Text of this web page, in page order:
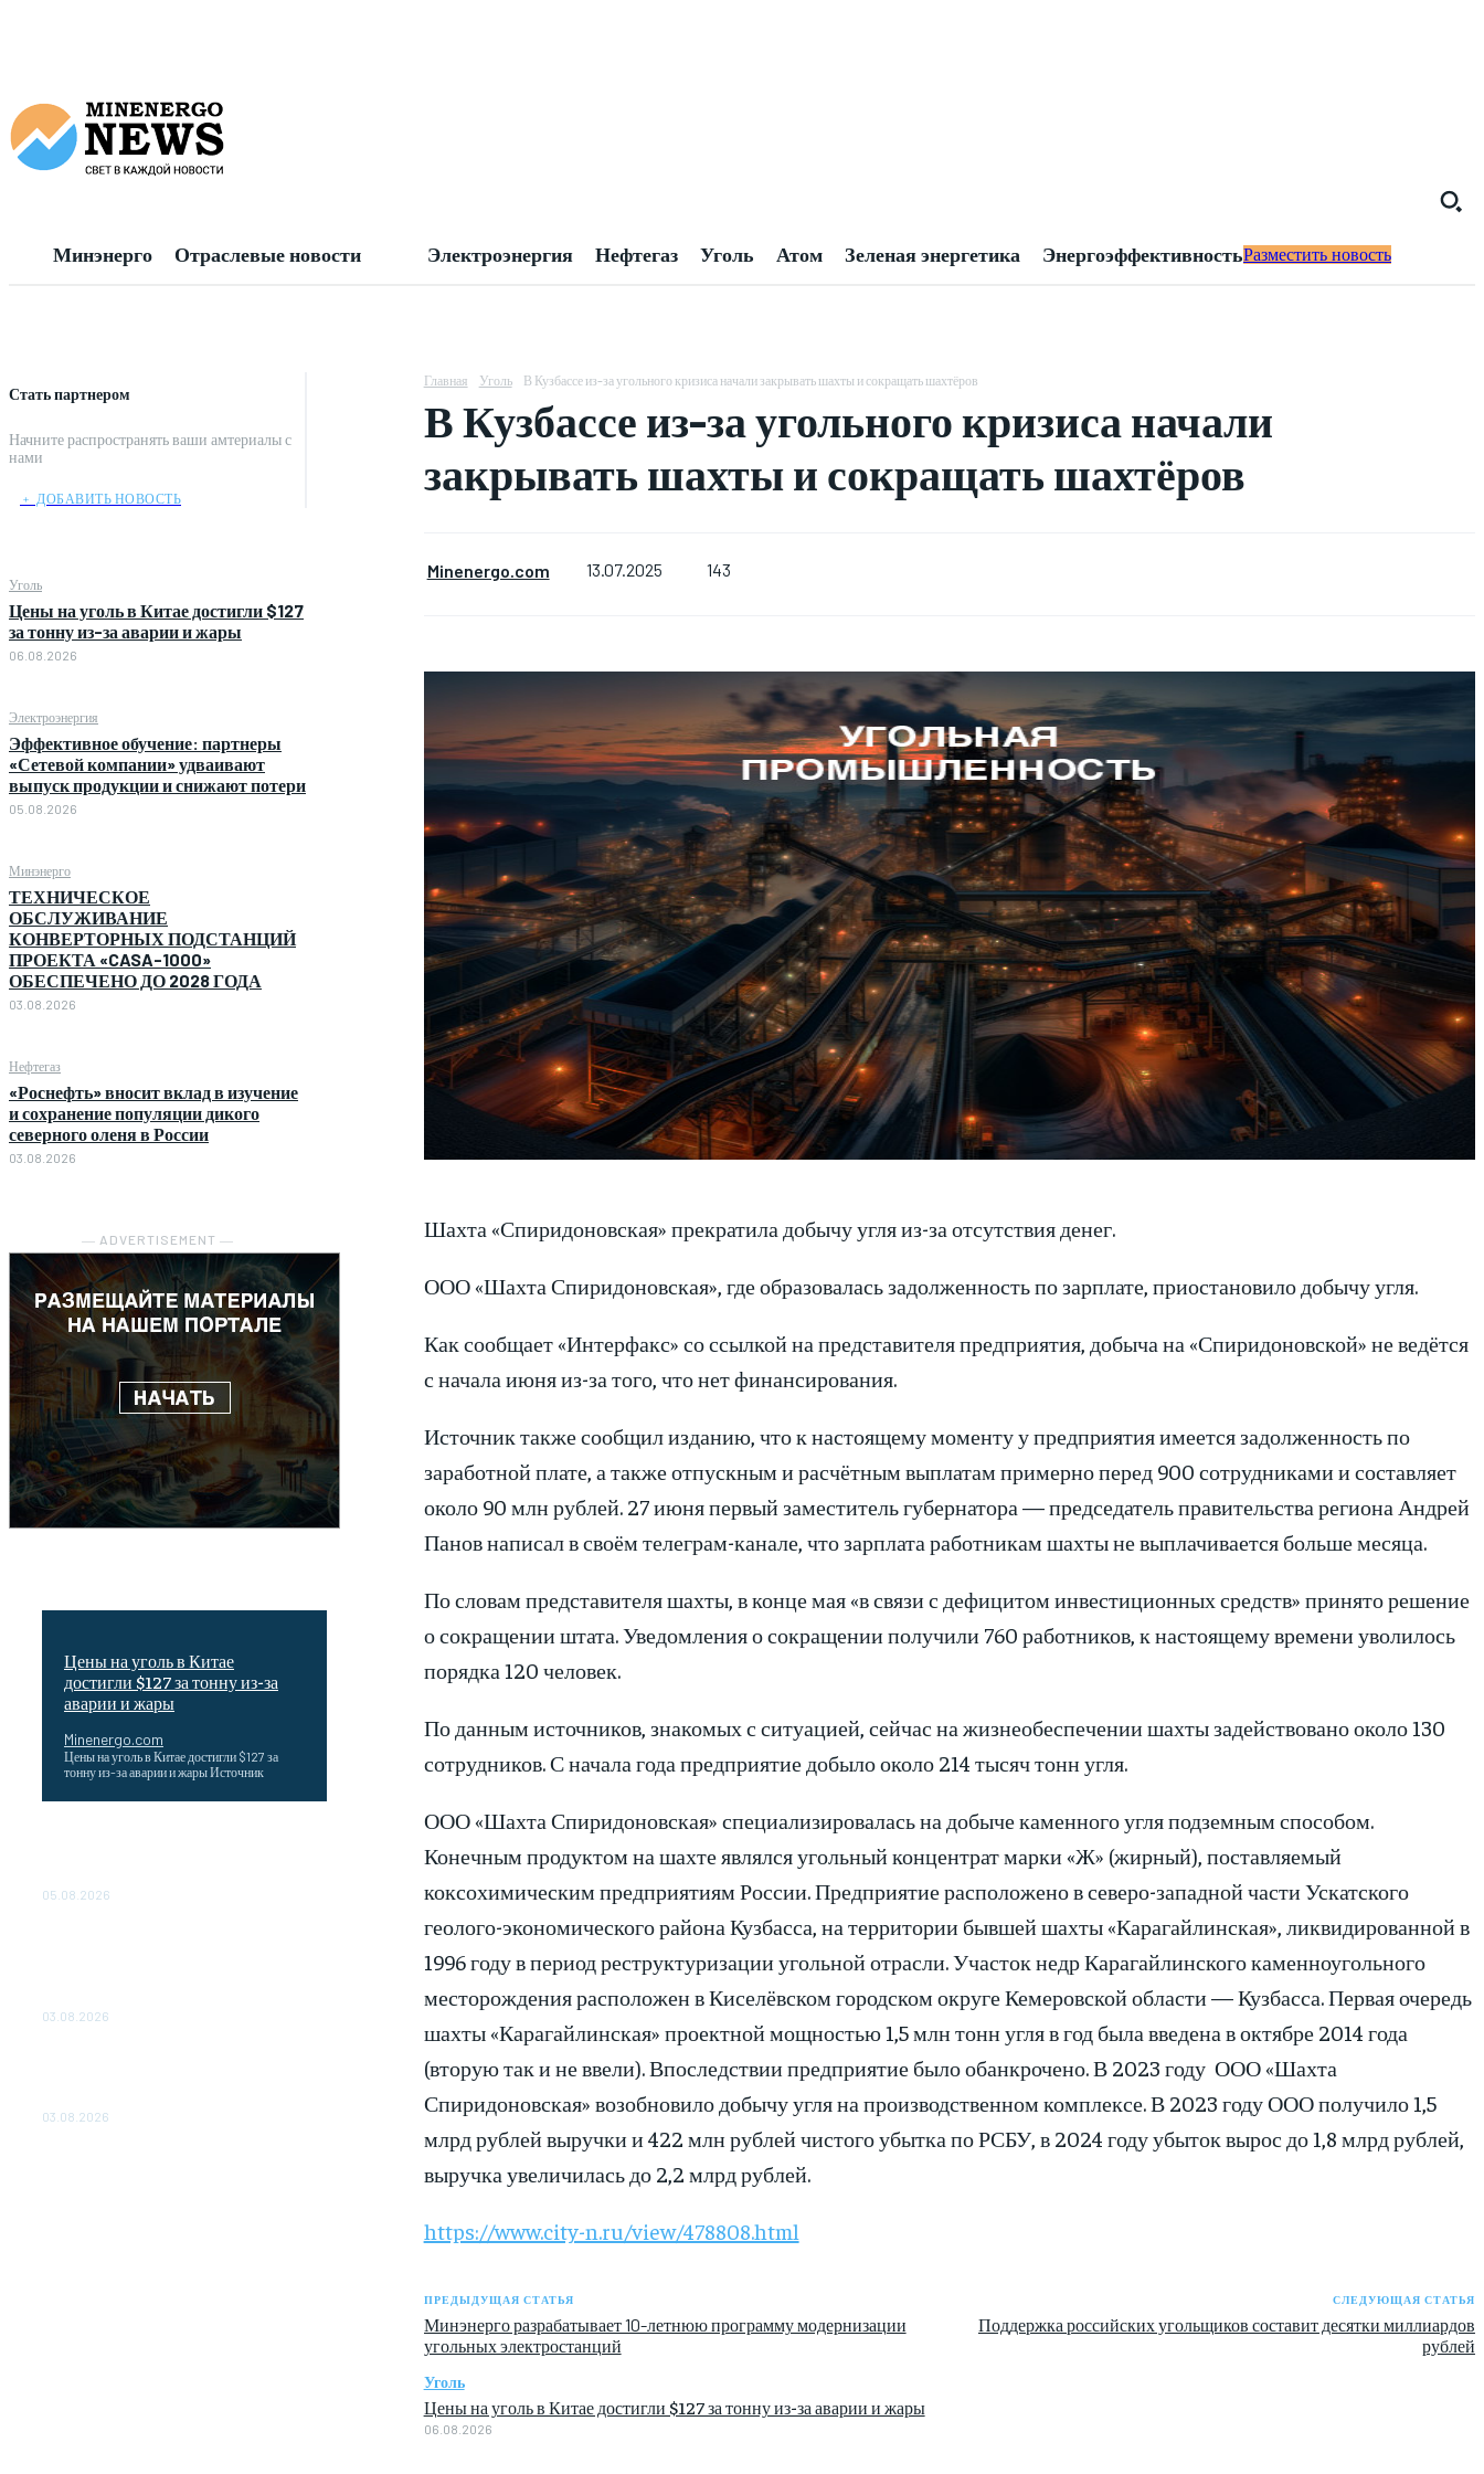
Минэнерго Отраслевые новости Электроэнергия Нефтегаз Уголь Атом Зеленая энергетика ЭнергоэффективностьРазместить новость
Стать партнером
Начните распространять ваши амтериалы с
нами
﹢ ДОБАВИТЬ НОВОСТЬ
Уголь
Цены на уголь в Китае достигли $127
за тонну из-за аварии и жары
06.08.2026
Электроэнергия
Эффективное обучение: партнеры
«Сетевой компании» удваивают
выпуск продукции и снижают потери
05.08.2026
Минэнерго
ТЕХНИЧЕСКОЕ
ОБСЛУЖИВАНИЕ
КОНВЕРТОРНЫХ ПОДСТАНЦИЙ
ПРОЕКТА «CASA-1000»
ОБЕСПЕЧЕНО ДО 2028 ГОДА
03.08.2026
Нефтегаз
«Роснефть» вносит вклад в изучение
и сохранение популяции дикого
северного оленя в России
03.08.2026
― ADVERTISEMENT ―
Цены на уголь в Китае
достигли $127 за тонну из-за
аварии и жары
Minenergo.com
Цены на уголь в Китае достигли $127 за
тонну из-за аварии и жары Источник
05.08.2026
03.08.2026
03.08.2026
Главная Уголь В Кузбассе из-за угольного кризиса начали закрывать шахты и сокращать шахтёров
В Кузбассе из-за угольного кризиса начали
закрывать шахты и сокращать шахтёров
Minenergo.com 13.07.2025 143
Шахта «Спиридоновская» прекратила добычу угля из-за отсутствия денег.
ООО «Шахта Спиридоновская», где образовалась задолженность по зарплате, приостановило добычу угля.
Как сообщает «Интерфакс» со ссылкой на представителя предприятия, добыча на «Спиридоновской» не ведётся
с начала июня из-за того, что нет финансирования.
Источник также сообщил изданию, что к настоящему моменту у предприятия имеется задолженность по
заработной плате, а также отпускным и расчётным выплатам примерно перед 900 сотрудниками и составляет
около 90 млн рублей. 27 июня первый заместитель губернатора — председатель правительства региона Андрей
Панов написал в своём телеграм-канале, что зарплата работникам шахты не выплачивается больше месяца.
По словам представителя шахты, в конце мая «в связи с дефицитом инвестиционных средств» принято решение
о сокращении штата. Уведомления о сокращении получили 760 работников, к настоящему времени уволилось
порядка 120 человек.
По данным источников, знакомых с ситуацией, сейчас на жизнеобеспечении шахты задействовано около 130
сотрудников. С начала года предприятие добыло около 214 тысяч тонн угля.
ООО «Шахта Спиридоновская» специализировалась на добыче каменного угля подземным способом.
Конечным продуктом на шахте являлся угольный концентрат марки «Ж» (жирный), поставляемый
коксохимическим предприятиям России. Предприятие расположено в северо-западной части Ускатского
геолого-экономического района Кузбасса, на территории бывшей шахты «Карагайлинская», ликвидированной в
1996 году в период реструктуризации угольной отрасли. Участок недр Карагайлинского каменноугольного
месторождения расположен в Киселёвском городском округе Кемеровской области — Кузбасса. Первая очередь
шахты «Карагайлинская» проектной мощностью 1,5 млн тонн угля в год была введена в октябре 2014 года
(вторую так и не ввели). Впоследствии предприятие было обанкрочено. В 2023 году ООО «Шахта
Спиридоновская» возобновило добычу угля на производственном комплексе. В 2023 году ООО получило 1,5
млрд рублей выручки и 422 млн рублей чистого убытка по РСБУ, в 2024 году убыток вырос до 1,8 млрд рублей,
выручка увеличилась до 2,2 млрд рублей.
https://www.city-n.ru/view/478808.html
ПРЕДЫДУЩАЯ СТАТЬЯ
Минэнерго разрабатывает 10-летнюю программу модернизации
угольных электростанций
СЛЕДУЮЩАЯ СТАТЬЯ
Поддержка российских угольщиков составит десятки миллиардов
рублей
Уголь
Цены на уголь в Китае достигли $127 за тонну из-за аварии и жары
06.08.2026